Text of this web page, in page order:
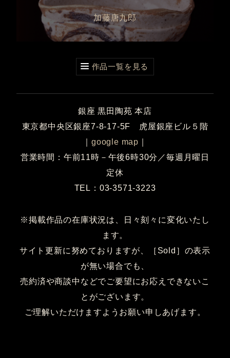
加藤唐九郎
作品一覧を見る
銀座 黒田陶苑 本店
東京都中央区銀座7-8-17-5F 虎屋銀座ビル５階
google map
営業時間：午前11時－午後6時30分／毎週月曜日
定休
TEL：03-3571-3223
※掲載作品の在庫状況は、日々刻々に変化いたし
ます。
サイト更新に努めておりますが、［Sold］の表示
が無い場合でも、
売約済や商談中などでご要望にお応えできないこ
とがございます。
ご理解いただけますようお願い申しあげます。